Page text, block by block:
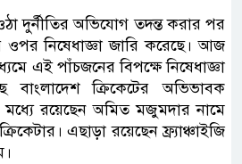
দুর্নীতির অভিযোগ তদন্ত করার পর
ওপর নিষেধাজ্ঞা জারি করেছে। আজ
এই পাঁচজনের বিপক্ষে নিষেধাজ্ঞা
বাংলাদেশ ক্রিকেটের অভিভাবক
মধ্যে রয়েছেন অমিত মজুমদার নামে
এছাড়া রয়েছেন ফ্র্যাঞ্চাইজি